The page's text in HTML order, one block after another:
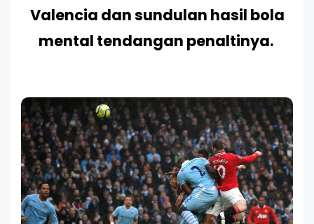
Valencia dan sundulan hasil bola
mental tendangan penaltinya.